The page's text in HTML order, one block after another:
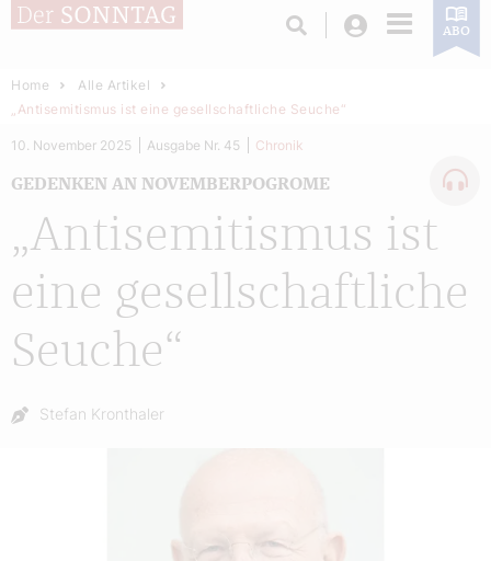
Login ABO
Home
Alle Artikel
„Antisemitismus ist eine gesellschaftliche Seuche“
„Antisemitismus ist
eine gesellschaftliche
Seuche“
GEDENKEN AN NOVEMBERPOGROME
10. November 2025 Ausgabe Nr. 45 Chronik
Autor:
Stefan Kronthaler